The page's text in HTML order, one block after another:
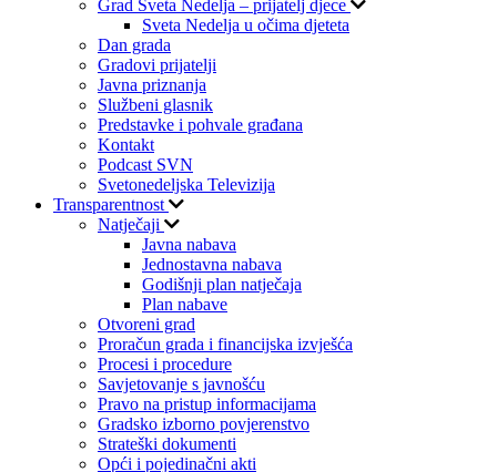
Grad Sveta Nedelja – prijatelj djece
Sveta Nedelja u očima djeteta
Dan grada
Gradovi prijatelji
Javna priznanja
Službeni glasnik
Predstavke i pohvale građana
Kontakt
Podcast SVN
Svetonedeljska Televizija
Transparentnost
Natječaji
Javna nabava
Jednostavna nabava
Godišnji plan natječaja
Plan nabave
Otvoreni grad
Proračun grada i financijska izvješća
Procesi i procedure
Savjetovanje s javnošću
Pravo na pristup informacijama
Gradsko izborno povjerenstvo
Strateški dokumenti
Opći i pojedinačni akti